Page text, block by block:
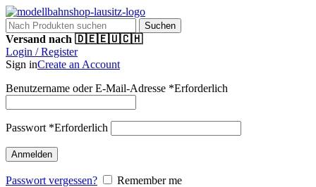
Suchen
Versand nach 🇩🇪🇪🇺🇨🇭
Login / Register
Sign inCreate an Account
Benutzername oder E-Mail-Adresse *Erforderlich
Passwort *Erforderlich
Anmelden
Passwort vergessen?
Remember me